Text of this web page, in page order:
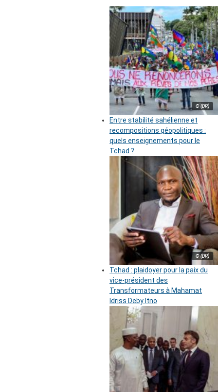
© (DR)
Entre stabilité sahélienne et
recompositions géopolitiques :
quels enseignements pour le
Tchad ?
© (DR)
Tchad : plaidoyer pour la paix du
vice-président des
Transformateurs à Mahamat
Idriss Deby Itno